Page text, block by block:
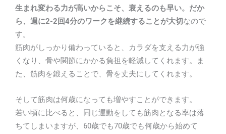
生まれ変わる力が高いからこそ、衰えるのも早い。だか
ら、週に2-2回4分のワークを継続することが大切なので
す。
筋肉がしっかり備わっていると、カラダを支える力が強
くなり、骨や関節にかかる負担を軽減してくれます。ま
た、筋肉を鍛えることで、骨を丈夫にしてくれます。
そして筋肉は何歳になっても増やすことができます。
若い頃に比べると、同じ運動をしても筋肉となる率は落
ちてしまいますが、60歳でも70歳でも何歳から始めて